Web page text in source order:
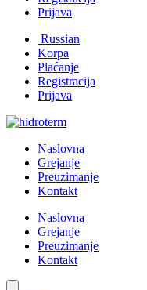
Prijava
Russian
Korpa
Plaćanje
Registracija
Prijava
Naslovna
Grejanje
Preuzimanje
Kontakt
Naslovna
Grejanje
Preuzimanje
Kontakt